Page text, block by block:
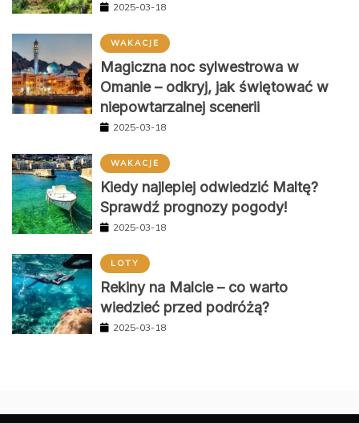
2025-03-18
WAKACJE
Magiczna noc sylwestrowa w
Omanie – odkryj, jak świętować w
niepowtarzalnej scenerii
2025-03-18
WAKACJE
Kiedy najlepiej odwiedzić Maltę?
Sprawdź prognozy pogody!
2025-03-18
LOTY
Rekiny na Malcie – co warto
wiedzieć przed podróżą?
2025-03-18